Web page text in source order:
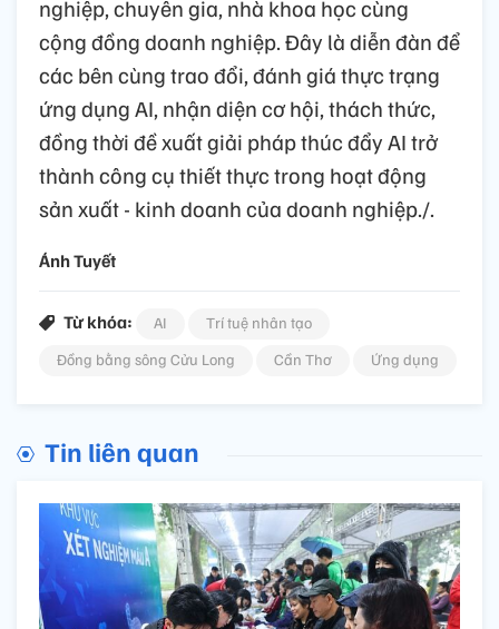
nghiệp, chuyên gia, nhà khoa học cùng
cộng đồng doanh nghiệp. Đây là diễn đàn để
các bên cùng trao đổi, đánh giá thực trạng
ứng dụng AI, nhận diện cơ hội, thách thức,
đồng thời đề xuất giải pháp thúc đẩy AI trở
thành công cụ thiết thực trong hoạt động
sản xuất - kinh doanh của doanh nghiệp./.
Ánh Tuyết
Từ khóa: AI
Trí tuệ nhân tạo
Đồng bằng sông Cửu Long
Cần Thơ Ứng dụng
Tin liên quan